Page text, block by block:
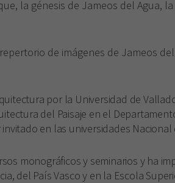
la génesis de Jameos del Agua,
de imágenes de Jameos
por la Universidad de
del Paisaje en el
en las universidades Nacional
monográficos y seminarios y ha
del País Vasco y en la Escola